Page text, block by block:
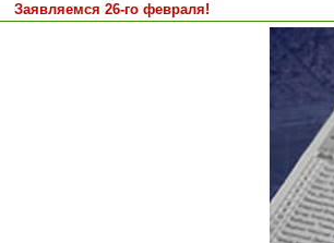
Заявляемся 26-го февраля!